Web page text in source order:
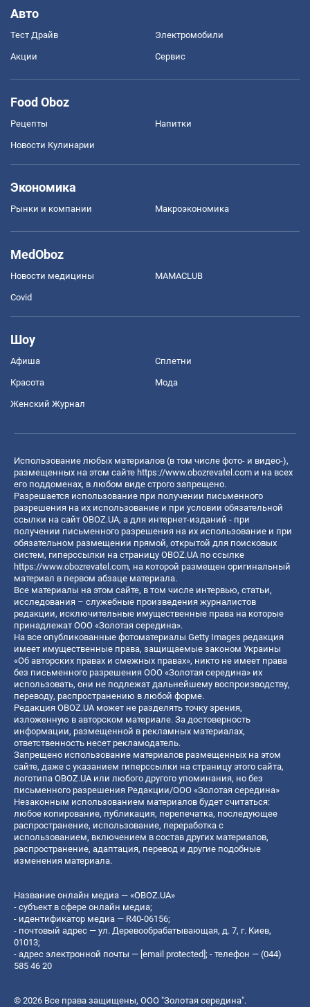
Авто
Тест Драйв Электромобили
Акции Сервис
Food Oboz
Рецепты Напитки
Новости Кулинарии
Экономика
Рынки и компании Mакроэкономика
MedOboz
Новости медицины MAMACLUB
Covid
Шоу
Афиша Сплетни
Красота Мода
Женский Журнал
Использование любых материалов (в том числе фото- и видео-),
размещенных на этом сайте https://www.obozrevatel.com и на всех
его поддоменах, в любом виде строго запрещено.
Разрешается использование при получении письменного
разрешения на их использование и при условии обязательной
ссылки на сайт OBOZ.UA, а для интернет-изданий - при
получении письменного разрешения на их использование и при
обязательном размещении прямой, открытой для поисковых
систем, гиперссылки на страницу OBOZ.UA по ссылке
https://www.obozrevatel.com, на которой размещен оригинальный
материал в первом абзаце материала.
Все материалы на этом сайте, в том числе интервью, статьи,
исследования – служебные произведения журналистов
редакции, исключительные имущественные права на которые
принадлежат ООО «Золотая середина».
На все опубликованные фотоматериалы Getty Images редакция
имеет имущественные права, защищаемые законом Украины
«Об авторских правах и смежных правах», никто не имеет права
без письменного разрешения ООО «Золотая середина» их
использовать, они не подлежат дальнейшему воспроизводству,
переводу, распространению в любой форме.
Редакция OBOZ.UA может не разделять точку зрения,
изложенную в авторском материале. За достоверность
информации, размещенной в рекламных материалах,
ответственность несет рекламодатель.
Запрещено использование материалов размещенных на этом
сайте, даже с указанием гиперссылки на страницу этого сайта,
логотипа OBOZ.UA или любого другого упоминания, но без
письменного разрешения Редакции/ООО «Золотая середина»
Незаконным использованием материалов будет считаться:
любое копирование, публикация, перепечатка, последующее
распространение, использование, переработка с
использованием, включением в состав других материалов,
распространение, адаптация, перевод и другие подобные
изменения материала.
Название онлайн медиа — «OBOZ.UA»
- субъект в сфере онлайн медиа;
- идентификатор медиа — R40-06156;
- почтовый адрес — ул. Деревообрабатывающая, д. 7, г. Киев,
01013;
- адрес электронной почты — [email protected]; - телефон — (044)
585 46 20
© 2026 Все права защищены, ООО "Золотая середина".